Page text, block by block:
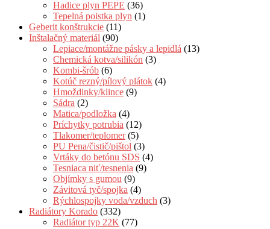
Hadice plyn PEPE (36)
Tepelná poistka plyn (1)
Geberit konštrukcie (11)
Inštalačný materiál (90)
Lepiace/montážne pásky a lepidlá (13)
Chemická kotva/silikón (3)
Kombi-šrób (6)
Kotúč rezný/pílový plátok (4)
Hmoždinky/klince (9)
Sádra (2)
Matica/podložka (4)
Príchytky potrubia (12)
Tlakomer/teplomer (5)
PU Pena/čistič/pištol (3)
Vrtáky do betónu SDS (4)
Tesniaca niť/tesnenia (9)
Objímky s gumou (9)
Závitová tyč/spojka (4)
Rýchlospojky voda/vzduch (3)
Radiátory Korado (332)
Radiátor typ 22K (77)